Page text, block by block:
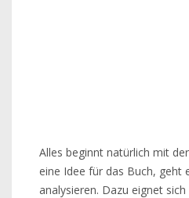
Alles beginnt natürlich mit der
eine Idee für das Buch, geht
analysieren. Dazu eignet